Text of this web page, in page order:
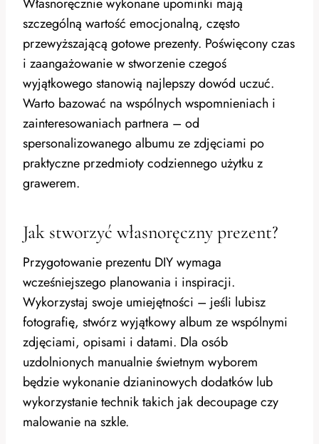
szczególną wartość emocjonalną, często
przewyższającą gotowe prezenty. Poświęcony czas
i zaangażowanie w stworzenie czegoś
wyjątkowego stanowią najlepszy dowód uczuć.
Warto bazować na wspólnych wspomnieniach i
zainteresowaniach partnera – od
spersonalizowanego albumu ze zdjęciami po
praktyczne przedmioty codziennego użytku z
grawerem.
Jak stworzyć własnoręczny prezent?
Przygotowanie prezentu DIY wymaga
wcześniejszego planowania i inspiracji.
Wykorzystaj swoje umiejętności – jeśli lubisz
fotografię, stwórz wyjątkowy album ze wspólnymi
zdjęciami, opisami i datami. Dla osób
uzdolnionych manualnie świetnym wyborem
będzie wykonanie dzianinowych dodatków lub
wykorzystanie technik takich jak decoupage czy
malowanie na szkle.